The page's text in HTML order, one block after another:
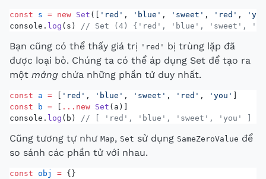
const s = new Set ([ 'red' , 'blue' , 'sweet' , 'red' ,
console. log (s) // Set (4) {'red', 'blue', 'sweet',
Bạn cũng có thể thấy giá trị 'red' bị trùng lặp đã
được loại bỏ. Chúng ta có thể áp dụng Set để tạo ra
một mảng chứa những phần tử duy nhất.
const a = 'red' , 'blue' , 'sweet' , 'red' , 'you'
const b = ...new Set (a)]
console. log (b) // [ 'red', 'blue', 'sweet', 'you' ]
Cũng tương tự như Map, Set sử dụng SameZeroValue để
so sánh các phần tử với nhau.
const obj = {}